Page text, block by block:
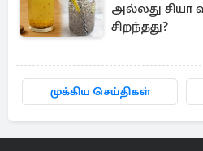
அல்லது சியா
சிறந்தது?
முக்கிய செய்திகள்